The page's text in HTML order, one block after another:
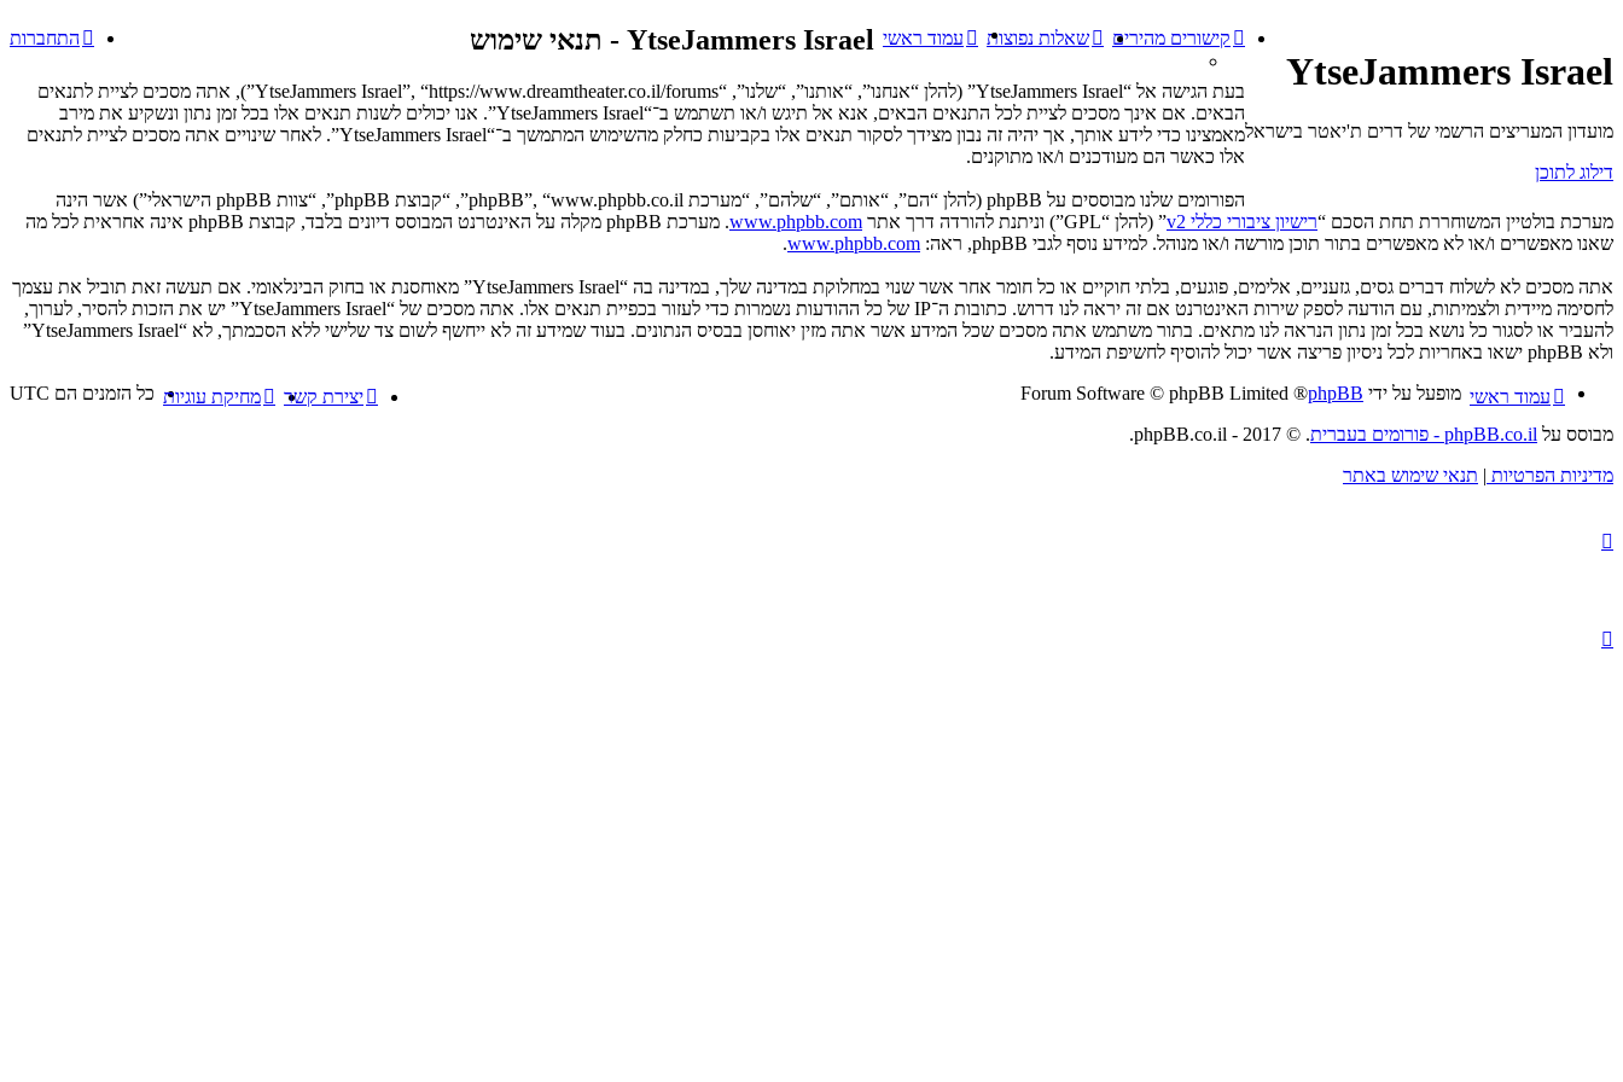
YtseJammers Israel
מועדון המעריצים הרשמי של דרים ת'יאטר בישראל
דילוג לתוכן
קישורים מהירים שאלות נפוצות התחברות עמוד ראשי YtseJammers Israel - תנאי שימוש
בעת הגישה אל “YtseJammers Israel” (להלן “אנחנו”, “אותנו”, “שלנו”, “YtseJammers Israel”, “https://www.dreamtheater.co.il/forums”), אתה מסכים לציית לתנאים
הבאים. אם אינך מסכים לציית לכל התנאים הבאים, אנא אל תיגש ו/או תשתמש ב־“YtseJammers Israel”. אנו יכולים לשנות תנאים אלו בכל זמן נתון ונשקיע את מירב
מאמצינו כדי לידע אותך, אך יהיה זה נבון מצידך לסקור תנאים אלו בקביעות כחלק מהשימוש המתמשך ב־“YtseJammers Israel”. לאחר שינויים אתה מסכים לציית לתנאים
אלו כאשר הם מעודכנים ו/או מתוקנים.
הפורומים שלנו מבוססים על phpBB (להלן “הם”, “אותם”, “שלהם”, “מערכת phpBB”, “www.phpbb.co.il”, “קבוצת phpBB”, “צוות phpBB הישראלי”) אשר הינה
מערכת בולטיין המשוחררת תחת הסכם “רישיון ציבורי כללי v2 ” (להלן “GPL”) וניתנת להורדה דרך אתר www.phpbb.com
. מערכת phpBB מקלה על האינטרנט המבוסס דיונים בלבד, קבוצת phpBB אינה אחראית לכל מה
שאנו מאפשרים ו/או לא מאפשרים בתור תוכן מורשה ו/או מנוהל. למידע נוסף לגבי phpBB, ראה:
www.phpbb.com
.
אתה מסכים לא לשלוח דברים גסים, גזעניים, אלימים, פוגעים, בלתי חוקיים או כל חומר אחר אשר שנוי במחלוקת במדינה שלך, במדינה בה “YtseJammers Israel” מאוחסנת או בחוק הבינלאומי. אם תעשה זאת תוביל את עצמך
לחסימה מיידית ולצמיתות, עם הודעה לספק שירות האינטרנט אם זה יראה לנו דרוש. כתובות ה־IP של כל ההודעות נשמרות כדי לעזור בכפיית תנאים אלו. אתה מסכים של “YtseJammers Israel” יש את הזכות להסיר, לערוך,
להעביר או לסגור כל נושא בכל זמן נתון הנראה לנו מתאים. בתור משתמש אתה מסכים שכל המידע אשר אתה מזין יאוחסן בבסיס הנתונים. בעוד שמידע זה לא ייחשף לשום צד שלישי ללא הסכמתך, לא “YtseJammers Israel”
ולא phpBB ישאו באחריות לכל ניסיון פריצה אשר יכול להוסיף לחשיפת המידע.
עמוד ראשי כל הזמנים הם UTC מחיקת עוגיות יצירת קשר מופעל על ידי phpBB
® Forum Software © phpBB Limited
מבוסס על phpBB.co.il - פורומים בעברית
. © 2017 - phpBB.co.il.
מדיניות הפרטיות | תנאי שימוש באתר